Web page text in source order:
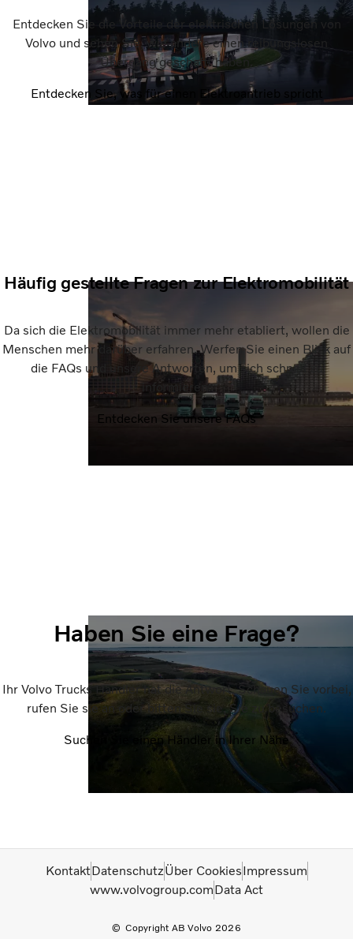
Entdecken Sie die Vorteile der elektrischen Lösungen von
Volvo und sehen Sie, wie andere einen reibungslosen
Übergang geschafft haben.
Entdecken Sie, was für einen Elektroantrieb spricht
Häufig gestellte Fragen zur Elektromobilität
Da sich die Elektromobilität immer mehr etabliert, wollen die
Menschen mehr darüber erfahren. Werfen Sie einen Blick auf
die FAQs und unsere Antworten, um sich schnell zu
informieren.
Entdecken Sie unsere FAQs
Haben Sie eine Frage?
Ihr Volvo Trucks Händler hat die Antwort. Schauen Sie vorbei,
rufen Sie sie an oder bitten Sie sie, Sie zu besuchen.
Suchen Sie einen Händler in Ihrer Nähe
Copyright AB Volvo 2026
KontaktDatenschutzÜber CookiesImpressum
www.volvogroup.comData Act